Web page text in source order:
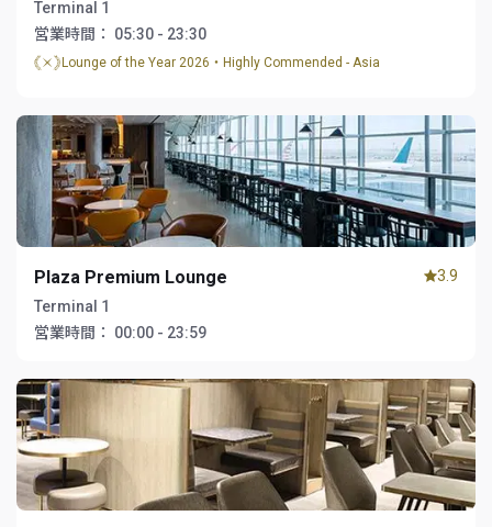
Terminal 1
営業時間：
05:30 - 23:30
Lounge of the Year 2026・Highly Commended - Asia
Plaza Premium Lounge
Terminal 1
営業時間：
00:00 - 23:59
3.9